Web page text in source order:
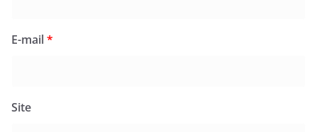
E-mail*
Site